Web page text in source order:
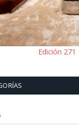
Edición 271